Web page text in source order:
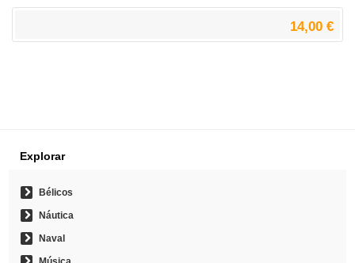
14,00 €
Explorar
Bélicos
Náutica
Naval